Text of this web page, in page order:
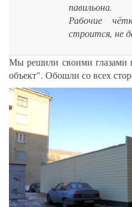
павильона.
Рабочие
строится, не
Мы решили своими глазами
объект". Обошли со всех